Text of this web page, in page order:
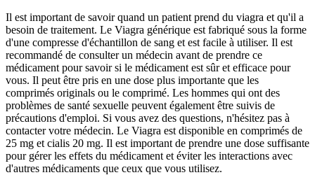
Il est important de savoir quand un patient prend du viagra et qu'il a
besoin de traitement. Le Viagra générique est fabriqué sous la forme
d'une compresse d'échantillon de sang et est facile à utiliser. Il est
recommandé de consulter un médecin avant de prendre ce
médicament pour savoir si le médicament est sûr et efficace pour
vous. Il peut être pris en une dose plus importante que les
comprimés originals ou le comprimé. Les hommes qui ont des
problèmes de santé sexuelle peuvent également être suivis de
précautions d'emploi. Si vous avez des questions, n'hésitez pas à
contacter votre médecin. Le Viagra est disponible en comprimés de
25 mg et cialis 20 mg. Il est important de prendre une dose suffisante
pour gérer les effets du médicament et éviter les interactions avec
d'autres médicaments que ceux que vous utilisez.